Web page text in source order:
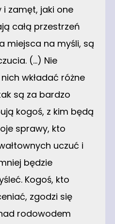
i zamęt, jaki one
całą przestrzeń
miejsca na myśli, są
(…) Nie
wkładać różne
są za bardzo
kogoś, z kim będą
sprawy, kto
uczuć i
będzie
Kogoś, kto
zgodzi się
rodowodem